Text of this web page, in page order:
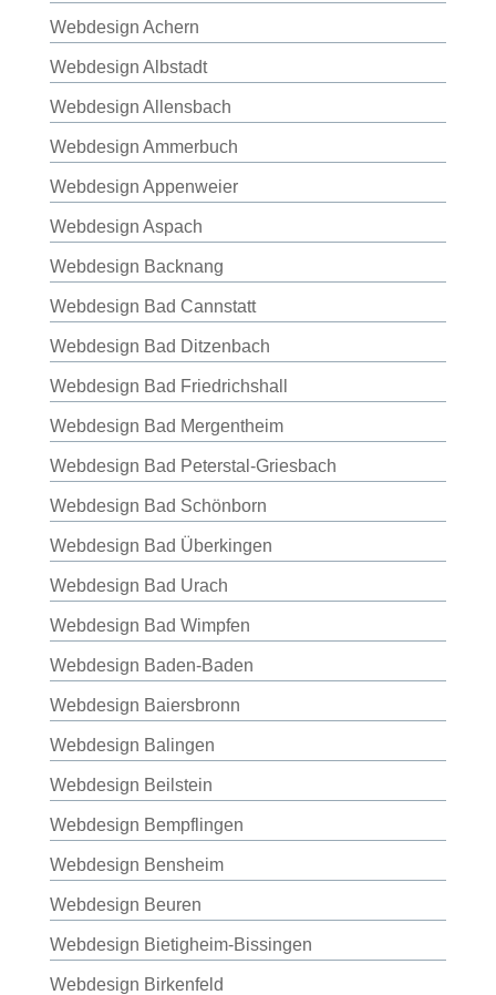
Webdesign Achern
Webdesign Albstadt
Webdesign Allensbach
Webdesign Ammerbuch
Webdesign Appenweier
Webdesign Aspach
Webdesign Backnang
Webdesign Bad Cannstatt
Webdesign Bad Ditzenbach
Webdesign Bad Friedrichshall
Webdesign Bad Mergentheim
Webdesign Bad Peterstal-Griesbach
Webdesign Bad Schönborn
Webdesign Bad Überkingen
Webdesign Bad Urach
Webdesign Bad Wimpfen
Webdesign Baden-Baden
Webdesign Baiersbronn
Webdesign Balingen
Webdesign Beilstein
Webdesign Bempflingen
Webdesign Bensheim
Webdesign Beuren
Webdesign Bietigheim-Bissingen
Webdesign Birkenfeld